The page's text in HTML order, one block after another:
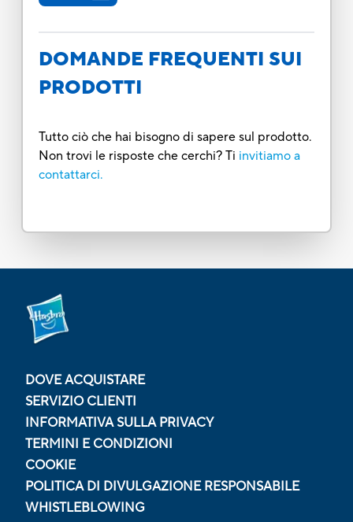
DOMANDE FREQUENTI SUI
PRODOTTI
Tutto ciò che hai bisogno di sapere sul prodotto.
Non trovi le risposte che cerchi? Ti invitiamo a
contattarci.
DOVE ACQUISTARE
SERVIZIO CLIENTI
INFORMATIVA SULLA PRIVACY
TERMINI E CONDIZIONI
COOKIE
POLITICA DI DIVULGAZIONE RESPONSABILE
WHISTLEBLOWING